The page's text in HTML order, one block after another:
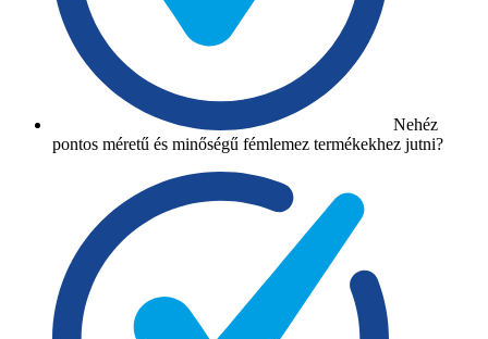
Nehéz
pontos méretű és minőségű fémlemez termékekhez jutni?